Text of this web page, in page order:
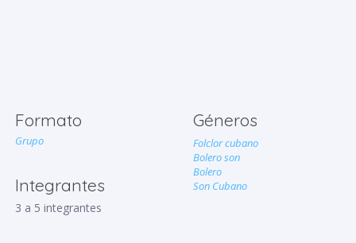
Formato
Grupo
Integrantes
3 a 5 integrantes
Géneros
Folclor cubano
Bolero son
Bolero
Son Cubano